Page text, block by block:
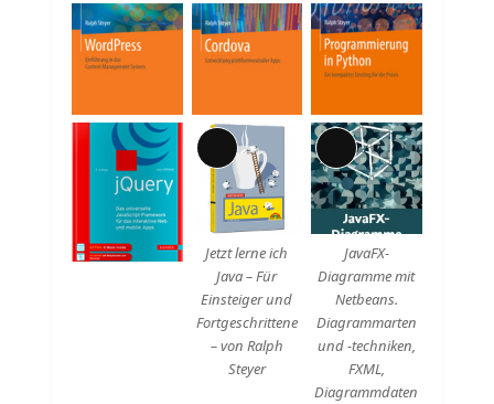
Lange
Beschreibung
Jetzt lerne ich
Java – Für
Einsteiger und
Fortgeschrittene
– von Ralph
Steyer
Lange
Beschreibung
JavaFX-
Diagramme mit
Netbeans.
Diagrammarten
und -techniken,
FXML,
Diagrammdaten